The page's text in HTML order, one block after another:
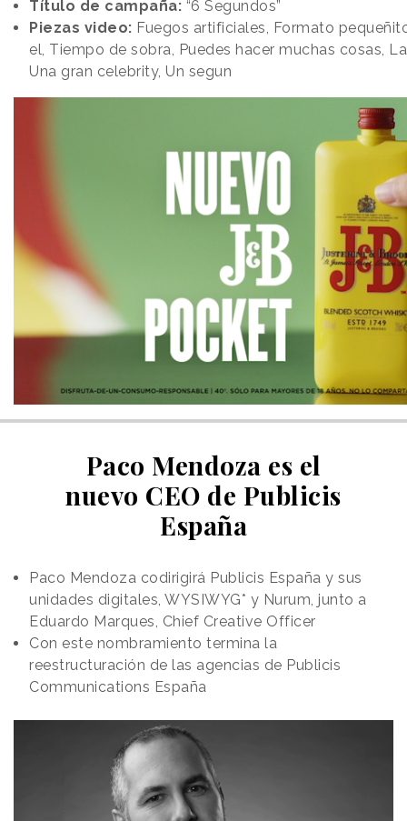
Título de campaña: “6 Segundos”
Piezas video: Fuegos artificiales, Formato
el, Tiempo de sobra, Puedes hacer muchas cosas,
Una gran celebrity, Un segun
Paco Mendoza es el
nuevo CEO de Publicis
España
Paco Mendoza codirigirá Publicis España y sus
unidades digitales, WYSIWYG* y Nurum, junto a
Eduardo Marques, Chief Creative Officer
Con este nombramiento termina la
reestructuración de las agencias de Publicis
Communications España